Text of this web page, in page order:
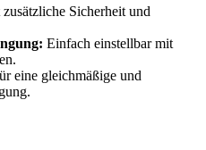
Sicherheit und
Einfach einstellbar mit
eine gleichmäßige und